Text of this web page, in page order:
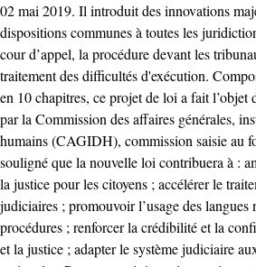
02 mai 2019. Il introduit des innovations
dispositions communes à toutes les
cour d’appel, la procédure devant les
traitement des difficultés d'exécution.
en 10 chapitres, ce projet de loi a fait l’objet
par la Commission des affaires générales,
humains (CAGIDH), commission saisie au
souligné que la nouvelle loi contribuera à :
la justice pour les citoyens ; accélérer le
judiciaires ; promouvoir l’usage des langues
procédures ; renforcer la crédibilité et la
et la justice ; adapter le système judiciaire